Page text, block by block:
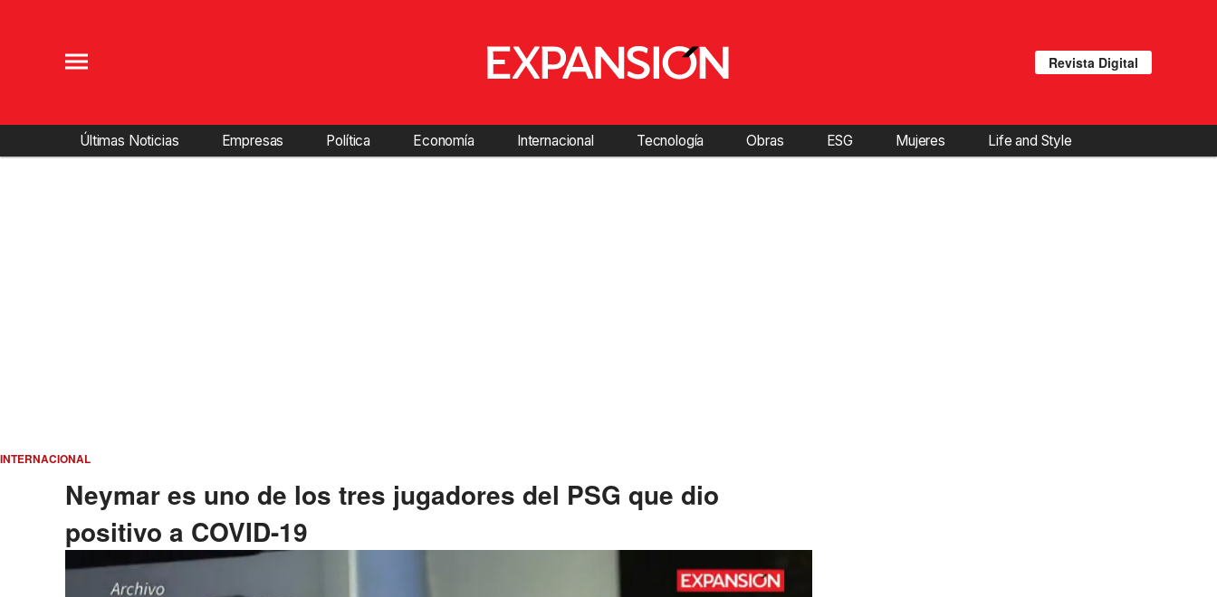
Revista Digital
Últimas Noticias Empresas Política Economía Internacional Tecnología Obras ESG Mujeres Life and Style
INTERNACIONAL
Neymar es uno de los tres jugadores del PSG que dio
positivo a COVID-19